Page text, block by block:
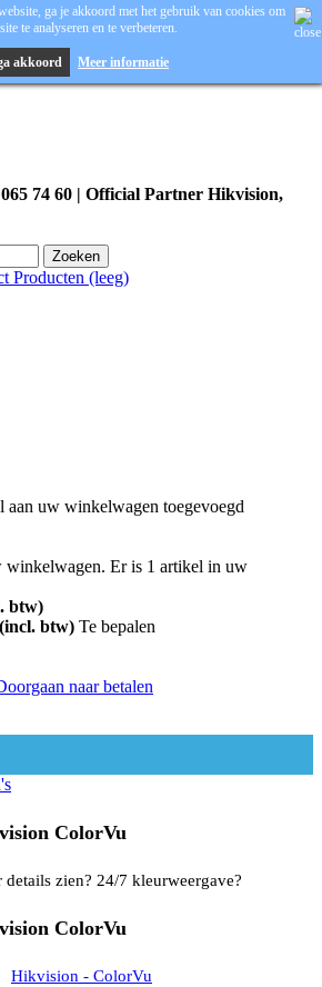
065 74 60 | Official Partner Hikvision,
Zoeken
Producten (leeg)
aan uw winkelwagen toegevoegd
winkelwagen. Er is 1 artikel in uw
btw)
btw) Te bepalen
naar betalen
ga je akkoord met het gebruik van cookies om
te analyseren en te verbeteren.
akkoord Meer informatie
ColorVu
details zien? 24/7 kleurweergave?
ColorVu
Hikvision - ColorVu